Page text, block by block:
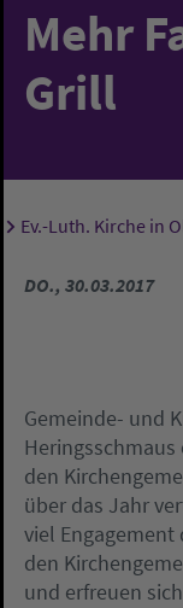
Mehr
Grill
Sie sind hier:
Ev.-Luth. Kirche in
DO., 30.03.2017
Gemeinde- und
den
über das Jahr
viel
den
und erfreuen